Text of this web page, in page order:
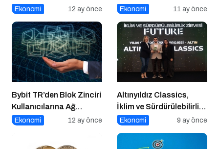
Influencer Pazarlama
Ekonomi 12 ay önce
Riskli Bir Hamle mi?
Ekonomi 11 ay önce
Bybit TR’den Blok Zinciri
Kullanıcılarına Ağ
Tıkanıklığı Rehberi!
Ekonomi 12 ay önce
Altınyıldız Classics,
İklim ve Sürdürülebilirlik
Ödülleri’nde “Yılın Geri
Kategorisinde Altın Ödül
Ekonomi 9 ay önce